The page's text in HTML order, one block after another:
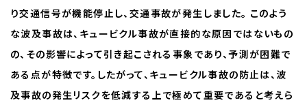
り交通信号が機能停止し、交通事故が発生しました。 このよう
な波及事故は、キュービクル事故が直接的な原因ではないもの
の、その影響によって引き起こされる事象であり、予測が困難で
ある点が特徴です。したがって、キュービクル事故の防止は、波
及事故の発生リスクを低減する上で極めて重要であると考えら